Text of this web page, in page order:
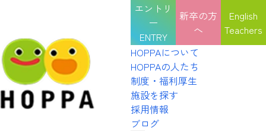
エントリ
ー
ENTRY
新卒の方
へ
English
Teachers
HOPPAについて
HOPPAの人たち
制度・福利厚生
施設を探す
採用情報
ブログ